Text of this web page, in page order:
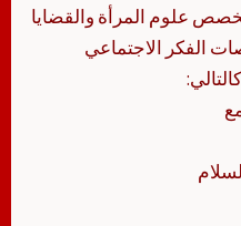
نطاق تخصص علوم المرأة والقضايا
الفكر الاجتماعي